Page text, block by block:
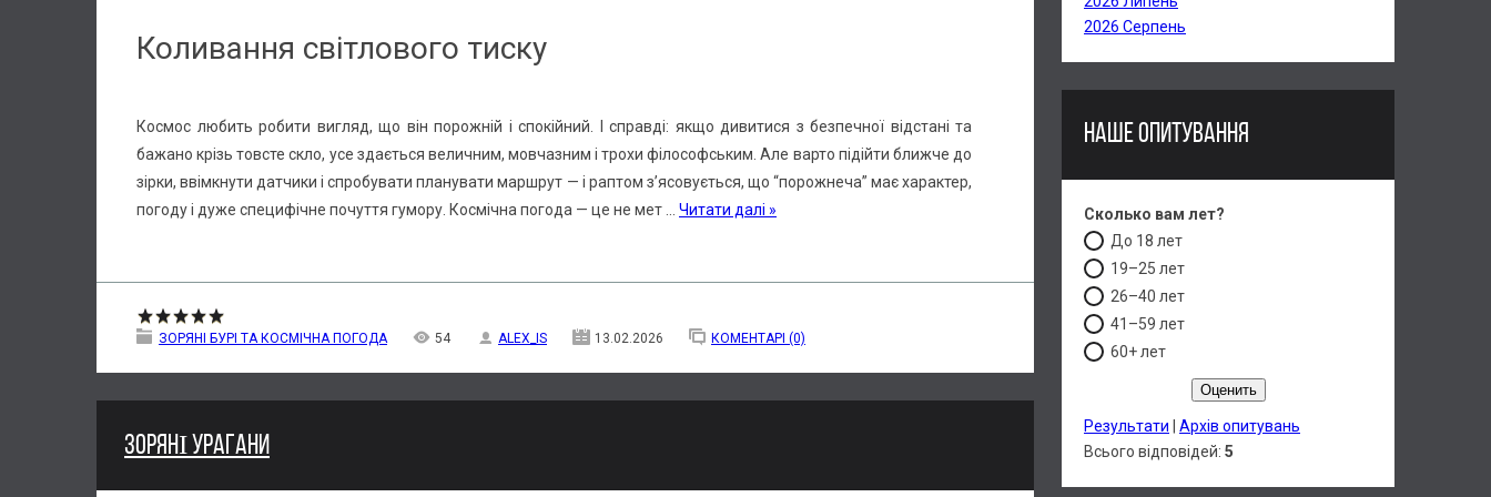
Коливання світлового тиску
Космос любить робити вигляд, що він порожній і спокійний. І справді: якщо дивитися з безпечної відстані та
бажано крізь товсте скло, усе здається величним, мовчазним і трохи філософським. Але варто підійти ближче до
зірки, ввімкнути датчики і спробувати планувати маршрут — і раптом з’ясовується, що “порожнеча” має характер,
погоду і дуже специфічне почуття гумору. Космічна погода — це не мет
Читати далі »
ЗОРЯНІ БУРІ ТА КОСМІЧНА ПОГОДА 54 ALEX_IS 13.02.2026 КОМЕНТАРІ (0)
ЗОРЯНІ УРАГАНИ
2026 Серпень
НАШЕ ОПИТУВАННЯ
Сколько вам лет?
До 18 лет
19–25 лет
26–40 лет
41–59 лет
60+ лет
Результати
Архів опитувань
Всього відповідей: 5